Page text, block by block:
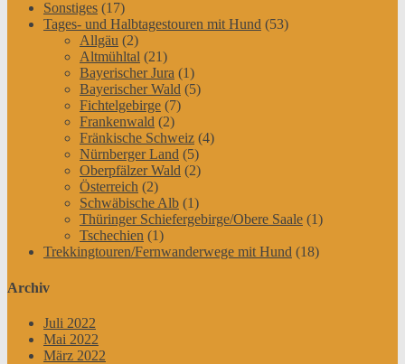
Sonstiges (17)
Tages- und Halbtagestouren mit Hund (53)
Allgäu (2)
Altmühltal (21)
Bayerischer Jura (1)
Bayerischer Wald (5)
Fichtelgebirge (7)
Frankenwald (2)
Fränkische Schweiz (4)
Nürnberger Land (5)
Oberpfälzer Wald (2)
Österreich (2)
Schwäbische Alb (1)
Thüringer Schiefergebirge/Obere Saale (1)
Tschechien (1)
Trekkingtouren/Fernwanderwege mit Hund (18)
Archiv
Juli 2022
Mai 2022
März 2022